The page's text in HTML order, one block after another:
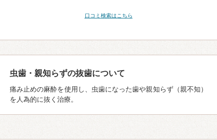
口コミ検索はこちら
虫歯・親知らずの抜歯について
痛み止めの麻酔を使用し、虫歯になった歯や親知らず（親不知）
を人為的に抜く治療。